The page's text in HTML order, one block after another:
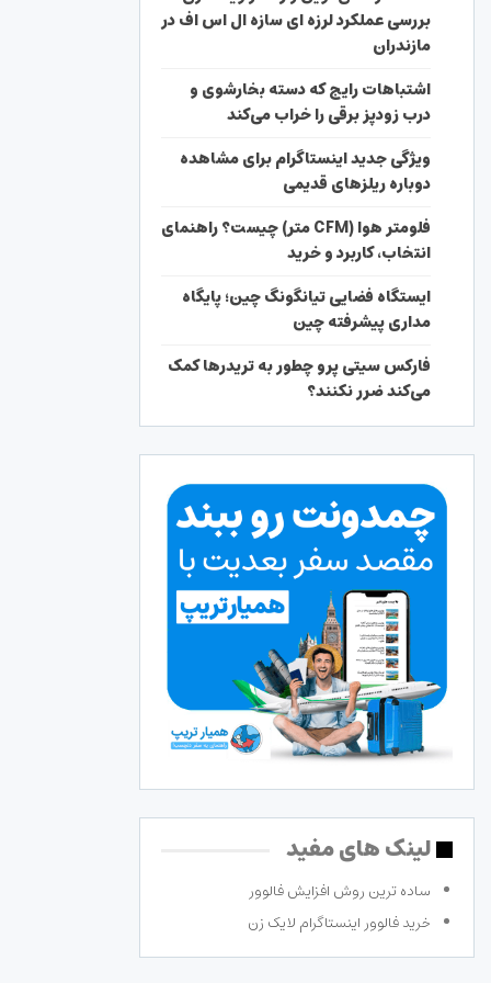
بررسی عملکرد لرزه ای سازه ال اس اف در
مازندران
اشتباهات رایج که دسته بخارشوی و
درب زودپز برقی را خراب می‌کند
ویژگی جدید اینستاگرام برای مشاهده
دوباره ریلزهای قدیمی
فلومتر هوا (CFM متر) چیست؟ راهنمای
انتخاب، کاربرد و خرید
ایستگاه فضایی تیانگونگ چین؛ پایگاه
مداری پیشرفته چین
فارکس سیتی پرو چطور به تریدرها کمک
می‌کند ضرر نکنند؟
لینک های مفید
ساده ترین روش افزایش فالوور
خرید فالوور اینستاگرام لایک زن